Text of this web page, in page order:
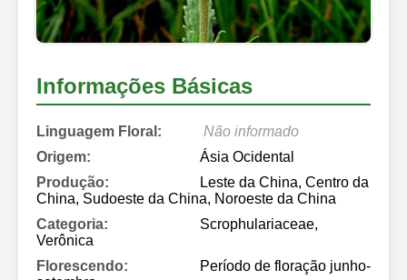
Informações Básicas
Linguagem Floral:
Não informado
Origem:
Ásia Ocidental
Produção:
Leste da China, Centro da
China, Sudoeste da China, Noroeste da China
Categoria:
Scrophulariaceae,
Verônica
Florescendo:
Período de floração junho-